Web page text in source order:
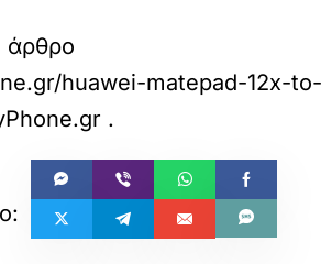
άρθρο
huawei-matepad-12x-
.